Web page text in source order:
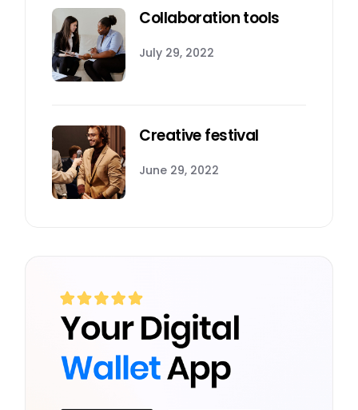
Collaboration tools
July 29, 2022
Creative festival
June 29, 2022